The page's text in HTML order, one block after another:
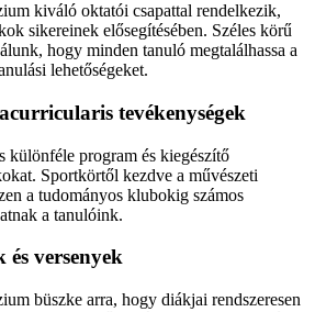
kiváló oktatói csapattal rendelkezik,
sikereinek elősegítésében. Széles körű
hogy minden tanuló megtalálhassa a
lehetőségeket.
tevékenységek
különféle program és kiegészítő
Sportkörtől kezdve a művészeti
a tudományos klubokig számos
a tanulóink.
és versenyek
büszke arra, hogy diákjai rendszeresen